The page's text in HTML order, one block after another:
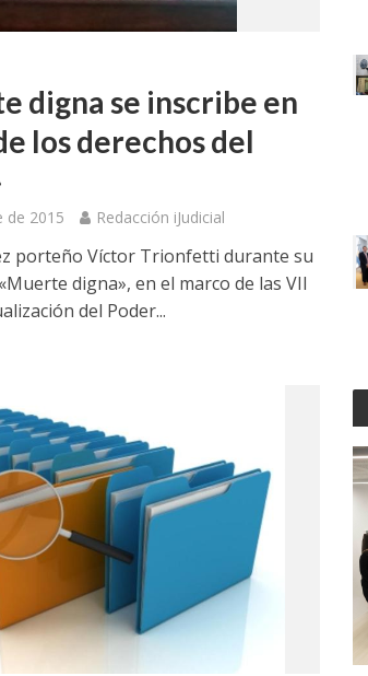
digna se inscribe en
los derechos del
de 2015 Redacción iJudicial
porteño Víctor Trionfetti durante su
digna», en el marco de las VII
del Poder...